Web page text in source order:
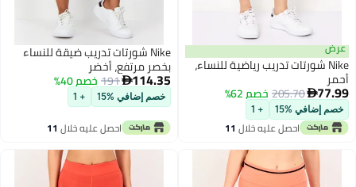
Nike شورتات تدريب رياضية للنساء،

205.70خصم 62%
إضافي %15 + 1
احصل عليه خلال11
اغسطس
Nike شورتات تدريب ضيقة للنساء
بخصر مرتفع، أخضر
114.35
191خصم 40%
خصم إضافي %15 + 1
احصل عليه خلال11
اغسطس